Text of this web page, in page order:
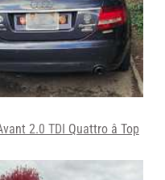
2.0 TDI Quattro â Top